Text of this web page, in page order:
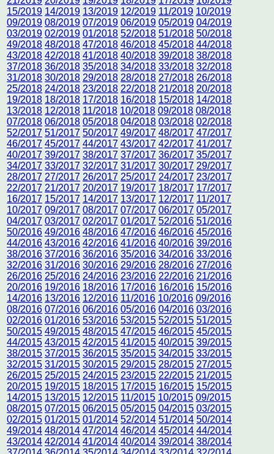
15/2019 14/2019 13/2019 12/2019 11/2019 10/2019
09/2019 08/2019 07/2019 06/2019 05/2019 04/2019
03/2019 02/2019 01/2018 52/2018 51/2018 50/2018
49/2018 48/2018 47/2018 46/2018 45/2018 44/2018
43/2018 42/2018 41/2018 40/2018 39/2018 38/2018
37/2018 36/2018 35/2018 34/2018 33/2018 32/2018
31/2018 30/2018 29/2018 28/2018 27/2018 26/2018
25/2018 24/2018 23/2018 22/2018 21/2018 20/2018
19/2018 18/2018 17/2018 16/2018 15/2018 14/2018
13/2018 12/2018 11/2018 10/2018 09/2018 08/2018
07/2018 06/2018 05/2018 04/2018 03/2018 02/2018
52/2017 51/2017 50/2017 49/2017 48/2017 47/2017
46/2017 45/2017 44/2017 43/2017 42/2017 41/2017
40/2017 39/2017 38/2017 37/2017 36/2017 35/2017
34/2017 33/2017 32/2017 31/2017 30/2017 29/2017
28/2017 27/2017 26/2017 25/2017 24/2017 23/2017
22/2017 21/2017 20/2017 19/2017 18/2017 17/2017
16/2017 15/2017 14/2017 13/2017 12/2017 11/2017
10/2017 09/2017 08/2017 07/2017 06/2017 05/2017
04/2017 03/2017 02/2017 01/2017 52/2016 51/2016
50/2016 49/2016 48/2016 47/2016 46/2016 45/2016
44/2016 43/2016 42/2016 41/2016 40/2016 39/2016
38/2016 37/2016 36/2016 35/2016 34/2016 33/2016
32/2016 31/2016 30/2016 29/2016 28/2016 27/2016
26/2016 25/2016 24/2016 23/2016 22/2016 21/2016
20/2016 19/2016 18/2016 17/2016 16/2016 15/2016
14/2016 13/2016 12/2016 11/2016 10/2016 09/2016
08/2016 07/2016 06/2016 05/2016 04/2016 03/2016
02/2016 01/2016 53/2016 53/2015 52/2015 51/2015
50/2015 49/2015 48/2015 47/2015 46/2015 45/2015
44/2015 43/2015 42/2015 41/2015 40/2015 39/2015
38/2015 37/2015 36/2015 35/2015 34/2015 33/2015
32/2015 31/2015 30/2015 29/2015 28/2015 27/2015
26/2015 25/2015 24/2015 23/2015 22/2015 21/2015
20/2015 19/2015 18/2015 17/2015 16/2015 15/2015
14/2015 13/2015 12/2015 11/2015 10/2015 09/2015
08/2015 07/2015 06/2015 05/2015 04/2015 03/2015
02/2015 01/2015 01/2014 52/2014 51/2014 50/2014
49/2014 48/2014 47/2014 46/2014 45/2014 44/2014
43/2014 42/2014 41/2014 40/2014 39/2014 38/2014